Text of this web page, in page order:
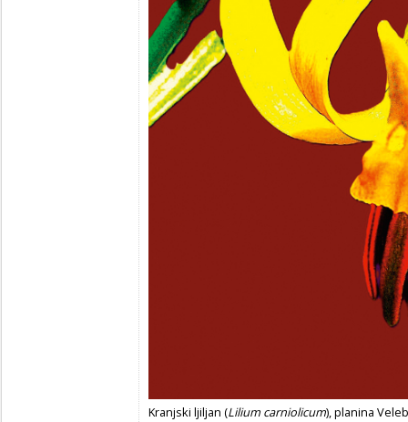
Kranjski ljiljan (Lilium carniolicum), planina